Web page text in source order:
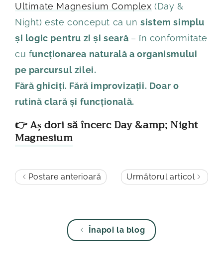
Ultimate Magnesium Complex (Day &
Night) este conceput ca unsistem simplu
și logic pentru zi și seară – în conformitate
cu funcționarea naturală a organismului
pe parcursul zilei.
Fără ghiciți. Fără improvizații. Doar o
rutină clară și funcțională.
👉 Aș dori să încerc Day &amp; Night
Magnesium
Postare anterioară Următorul articol
Înapoi la blog